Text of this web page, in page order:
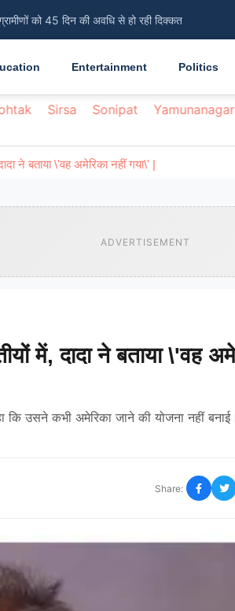
को 45 दिन की अवधि से हो रही दिक्कत
Entertainment Politics
Sirsa Sonipat Yamunanagar
ने बताया \'वह अमेरिका नहीं गया\' |
ADVERTISEMENT
में, दादा ने बताया \'वह
कि उसने कभी अमेरिका जाने की योजना नहीं
Share: